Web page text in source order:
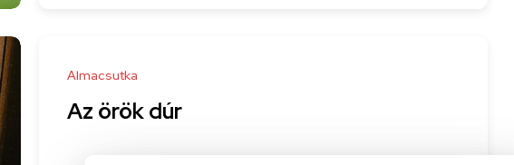
Almacsutka
Az örök dúr